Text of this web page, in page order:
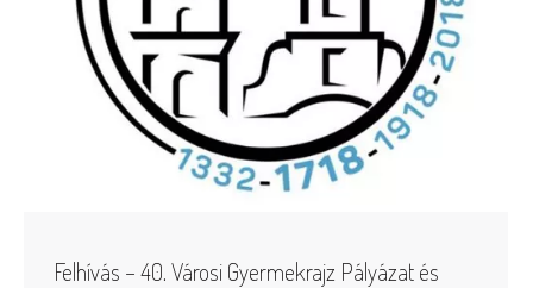
Felhívás – 40. Városi Gyermekrajz Pályázat és